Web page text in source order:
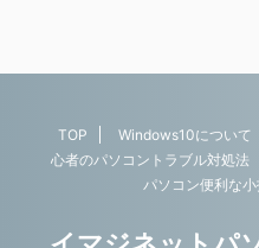
TOP Windows10について
心者のパソコントラブル対処法
パソコン便利な小